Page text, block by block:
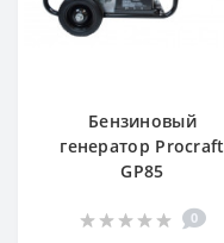
Бензиновый
генератор Procraft
GP85
0